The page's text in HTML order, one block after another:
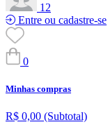
12
Entre ou cadastre-se
0
Minhas compras
R$ 0,00 (Subtotal)